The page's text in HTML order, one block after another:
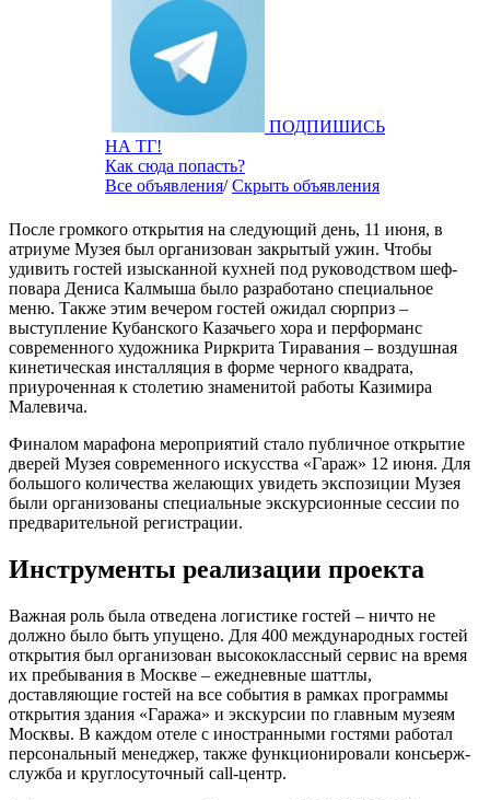
ПОДПИШИСЬ
НА ТГ!
Как сюда попасть?
Все объявления/Скрыть объявления
После громкого открытия на следующий день, 11 июня, в
атриуме Музея был организован закрытый ужин. Чтобы
удивить гостей изысканной кухней под руководством шеф-
повара Дениса Калмыша было разработано специальное
меню. Также этим вечером гостей ожидал сюрприз –
выступление Кубанского Казачьего хора и перформанс
современного художника Риркрита Тиравания – воздушная
кинетическая инсталляция в форме черного квадрата,
приуроченная к столетию знаменитой работы Казимира
Малевича.
Финалом марафона мероприятий стало публичное открытие
дверей Музея современного искусства «Гараж» 12 июня. Для
большого количества желающих увидеть экспозиции Музея
были организованы специальные экскурсионные сессии по
предварительной регистрации.
Инструменты реализации проекта
Важная роль была отведена логистике гостей – ничто не
должно было быть упущено. Для 400 международных гостей
открытия был организован высококлассный сервис на время
их пребывания в Москве – ежедневные шаттлы,
доставляющие гостей на все события в рамках программы
открытия здания «Гаража» и экскурсии по главным музеям
Москвы. В каждом отеле с иностранными гостями работал
персональный менеджер, также функционировали консьерж-
служба и круглосуточный call-центр.